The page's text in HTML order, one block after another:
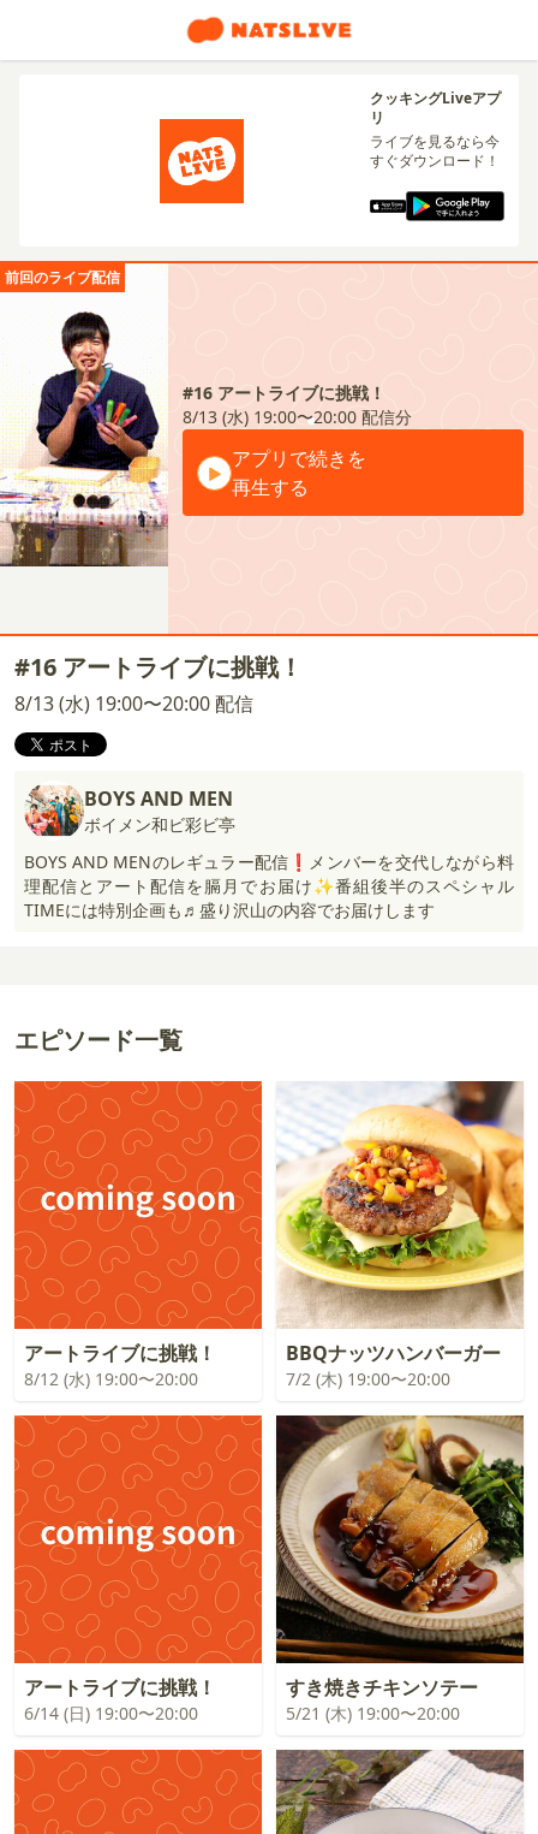
クッキングLiveアプ
リ
ライブを見るなら今
すぐダウンロード！
前回のライブ配信
#16 アートライブに挑戦！
8/13 (水) 19:00〜20:00 配信分
アプリで続きを
再生する
#16 アートライブに挑戦！
8/13 (水) 19:00〜20:00 配信
BOYS AND MEN
ボイメン和ビ彩ビ亭
BOYS AND MENのレギュラー配信❗️メンバーを交代しながら料
理配信とアート配信を膈月でお届け✨番組後半のスペシャル
TIMEには特別企画も♬盛り沢山の内容でお届けします
エピソード一覧
アートライブに挑戦！
8/12 (水) 19:00〜20:00
BBQナッツハンバーガー
7/2 (木) 19:00〜20:00
アートライブに挑戦！
6/14 (日) 19:00〜20:00
すき焼きチキンソテー
5/21 (木) 19:00〜20:00